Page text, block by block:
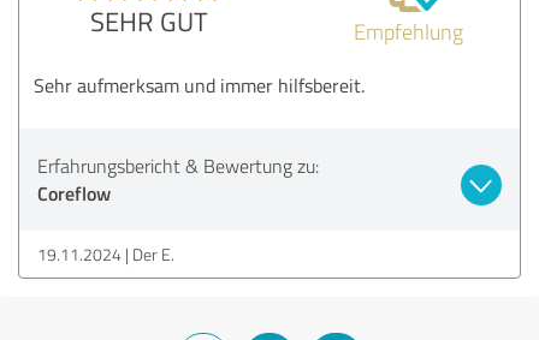
SEHR GUT Empfehlung
Sehr aufmerksam und immer hilfsbereit.
Erfahrungsbericht & Bewertung zu:
Coreflow
19.11.2024 Der E.